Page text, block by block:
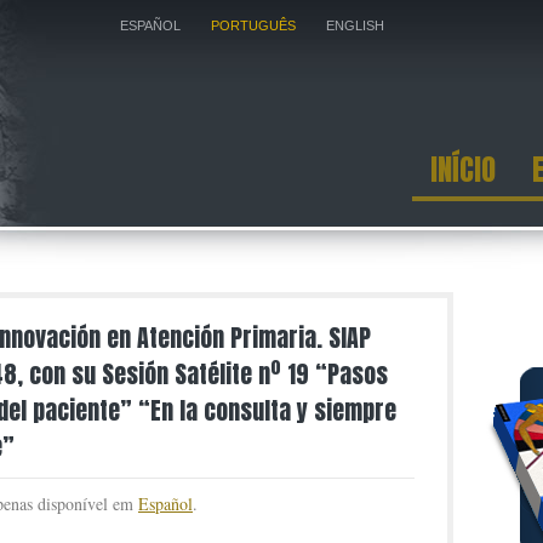
ESPAÑOL PORTUGUÊS ENGLISH
INÍCIO
en Atención Primaria. SIAP
con su Sesión Satélite nº 19 “Pasos
paciente” “En la consulta y siempre
disponível em Español.